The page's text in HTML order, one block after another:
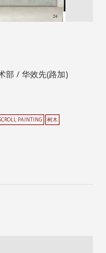
部 / 华效先(路加)
PAINTING 树木